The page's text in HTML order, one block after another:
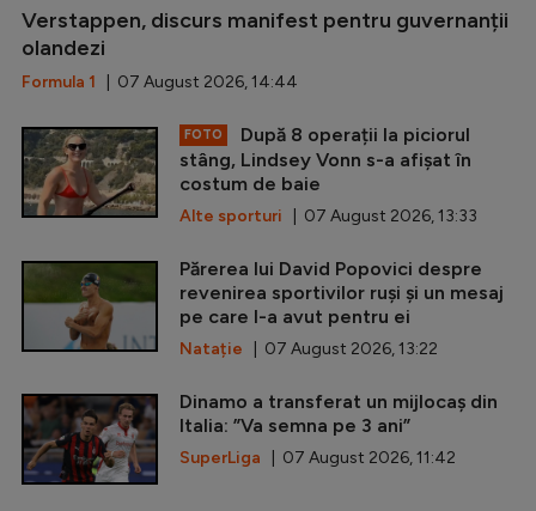
Verstappen, discurs manifest pentru guvernanții
olandezi
Formula 1 | 07 August 2026, 14:44
FOTO
După 8 operații la piciorul
stâng, Lindsey Vonn s-a afișat în
costum de baie
Alte sporturi | 07 August 2026, 13:33
Părerea lui David Popovici despre
revenirea sportivilor ruși și un mesaj
pe care l-a avut pentru ei
Natație | 07 August 2026, 13:22
Dinamo a transferat un mijlocaș din
Italia: ”Va semna pe 3 ani”
SuperLiga | 07 August 2026, 11:42